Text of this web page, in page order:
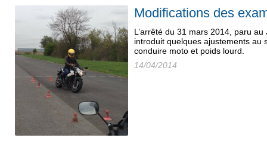
Modifications des
L’arrêté du 31 mars 2014, paru
introduit quelques ajustements au
conduire moto et poids lourd.
14/04/2014